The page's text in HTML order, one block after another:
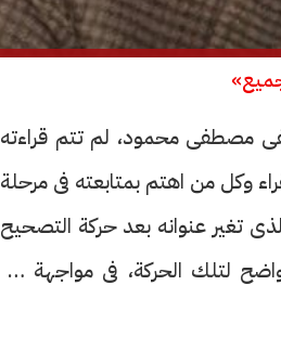
مصطفى محمود، لم تتم قراءته
وكل من اهتم بمتابعته فى مرحلة
تغير عنوانه بعد حركة التصحيح
دعمه الواضح لتلك الحركة، فى مواجهة من